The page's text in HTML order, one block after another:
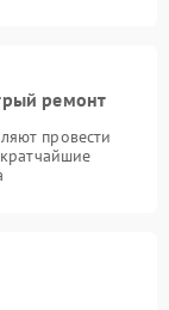
ремонт
провести